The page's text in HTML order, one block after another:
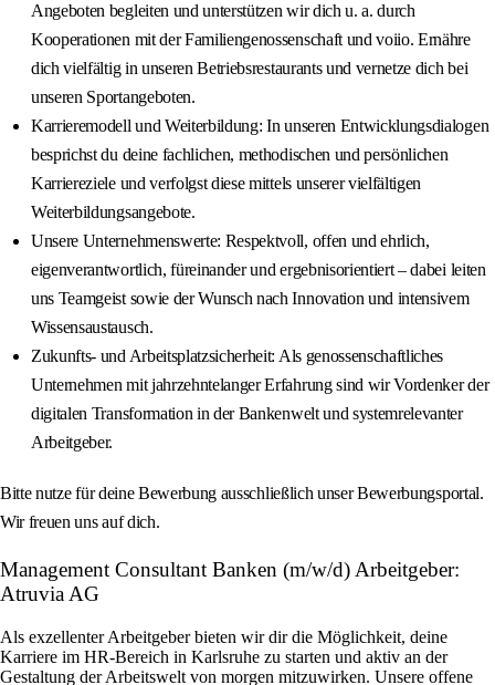
Angeboten begleiten und unterstützen wir dich u. a. durch
Kooperationen mit der Familiengenossenschaft und voiio. Ernähre
dich vielfältig in unseren Betriebsrestaurants und vernetze dich bei
unseren Sportangeboten.
Karrieremodell und Weiterbildung: In unseren Entwicklungsdialogen
besprichst du deine fachlichen, methodischen und persönlichen
Karriereziele und verfolgst diese mittels unserer vielfältigen
Weiterbildungsangebote.
Unsere Unternehmenswerte: Respektvoll, offen und ehrlich,
eigenverantwortlich, füreinander und ergebnisorientiert – dabei leiten
uns Teamgeist sowie der Wunsch nach Innovation und intensivem
Wissensaustausch.
Zukunfts- und Arbeitsplatzsicherheit: Als genossenschaftliches
Unternehmen mit jahrzehntelanger Erfahrung sind wir Vordenker der
digitalen Transformation in der Bankenwelt und systemrelevanter
Arbeitgeber.
Bitte nutze für deine Bewerbung ausschließlich unser Bewerbungsportal.
Wir freuen uns auf dich.
Management Consultant Banken (m/w/d) Arbeitgeber:
Atruvia AG
Als exzellenter Arbeitgeber bieten wir dir die Möglichkeit, deine
Karriere im HR-Bereich in Karlsruhe zu starten und aktiv an der
Gestaltung der Arbeitswelt von morgen mitzuwirken. Unsere offene